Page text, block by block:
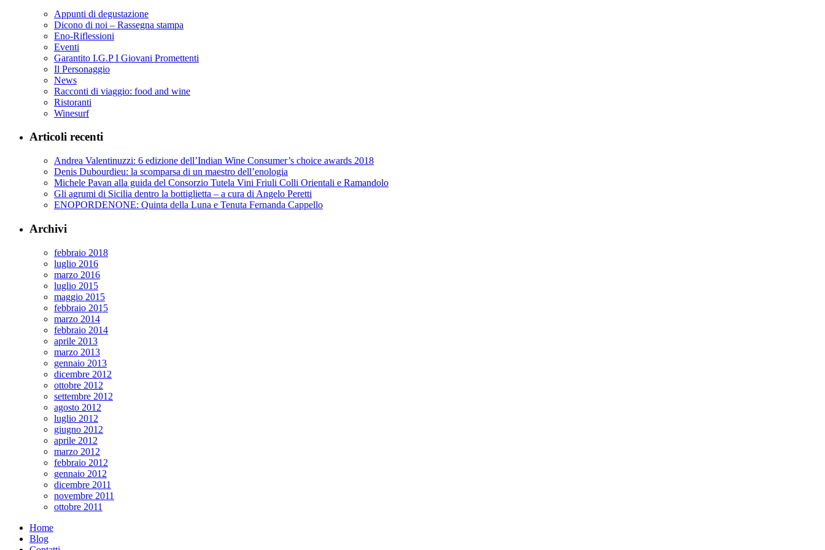
Appunti di degustazione
Dicono di noi – Rassegna stampa
Eno-Riflessioni
Eventi
Garantito I.G.P I Giovani Promettenti
Il Personaggio
News
Racconti di viaggio: food and wine
Ristoranti
Winesurf
Articoli recenti
Andrea Valentinuzzi: 6 edizione dell’Indian Wine Consumer’s choice awards 2018
Denis Dubourdieu: la scomparsa di un maestro dell’enologia
Michele Pavan alla guida del Consorzio Tutela Vini Friuli Colli Orientali e Ramandolo
Gli agrumi di Sicilia dentro la bottiglietta – a cura di Angelo Peretti
ENOPORDENONE: Quinta della Luna e Tenuta Fernanda Cappello
Archivi
febbraio 2018
luglio 2016
marzo 2016
luglio 2015
maggio 2015
febbraio 2015
marzo 2014
febbraio 2014
aprile 2013
marzo 2013
gennaio 2013
dicembre 2012
ottobre 2012
settembre 2012
agosto 2012
luglio 2012
giugno 2012
aprile 2012
marzo 2012
febbraio 2012
gennaio 2012
dicembre 2011
novembre 2011
ottobre 2011
Home
Blog